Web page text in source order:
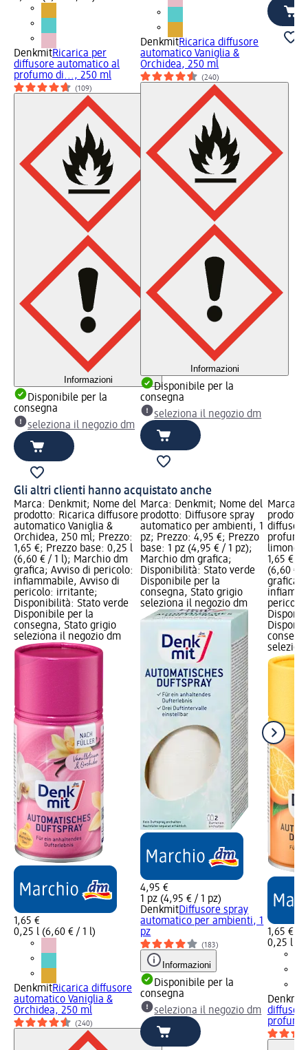
DenkmitRicarica per
diffusore automatico al
profumo di..., 250 ml
(109)
Informazioni
Disponibile per la
consegna
seleziona il negozio dm
DenkmitRicarica diffusore
automatico Vaniglia &
Orchidea, 250 ml
(240)
Informazioni
Disponibile per la
consegna
seleziona il negozio dm
Gli altri clienti hanno acquistato anche
Marca: Denkmit; Nome del
prodotto: Ricarica diffusore
automatico Vaniglia &
Orchidea, 250 ml; Prezzo:
1,65 €; Prezzo base: 0,25 l
(6,60 € / 1 l); Marchio dm
grafica; Avviso di pericolo:
infiammabile, Avviso di
pericolo: irritante;
Disponibilità: Stato verde
Disponibile per la
consegna, Stato grigio
seleziona il negozio dm
1,65 €
0,25 l (6,60 € / 1 l)
DenkmitRicarica diffusore
automatico Vaniglia &
Orchidea, 250 ml
(240)
Marca: Denkmit; Nome del
prodotto: Diffusore spray
automatico per ambienti, 1
pz; Prezzo: 4,95 €; Prezzo
base: 1 pz (4,95 € / 1 pz);
Marchio dm grafica;
Disponibilità: Stato verde
Disponibile per la
consegna, Stato grigio
seleziona il negozio dm
4,95 €
1 pz (4,95 € / 1 pz)
DenkmitDiffusore spray
automatico per ambienti, 1
pz
(183)
Informazioni
Disponibile per la
consegna
seleziona il negozio dm
Marca:
limone,
1,65 €;
(6,60 € /
grafica;
1,65 €
0,25 l
Denkmit